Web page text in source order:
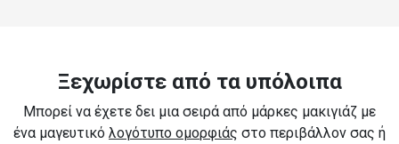
Ξεχωρίστε από τα υπόλοιπα
Μπορεί να έχετε δει μια σειρά από μάρκες μακιγιάζ με
ένα μαγευτικό λογότυπο ομορφιάς στο περιβάλλον σας ή